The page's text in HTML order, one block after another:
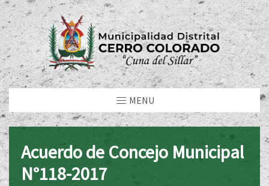
MENU
Acuerdo de Concejo Municipal
N°118-2017